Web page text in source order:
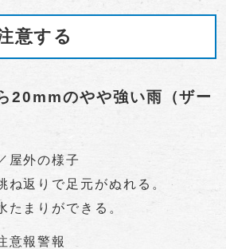
意する
20mmのやや強い雨（ザー
屋外の様子
ね返りで足元がぬれる。
たまりができる。
意報警報